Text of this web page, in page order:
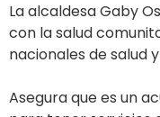
La alcaldesa Gaby
con la salud
nacionales de salud
Asegura que es un